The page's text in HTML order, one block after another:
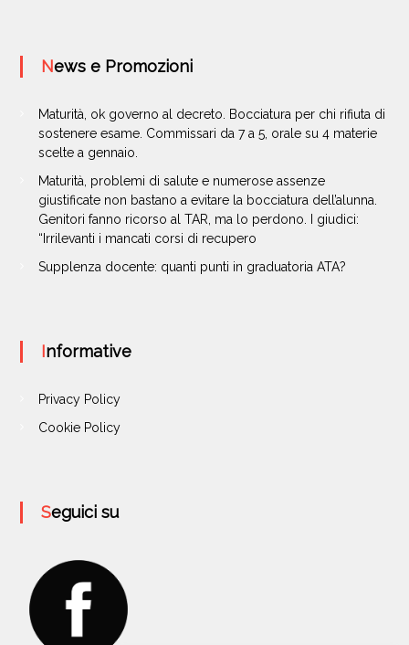
News e Promozioni
Maturità, ok governo al decreto. Bocciatura per chi rifiuta di
sostenere esame. Commissari da 7 a 5, orale su 4 materie
scelte a gennaio.
Maturità, problemi di salute e numerose assenze
giustificate non bastano a evitare la bocciatura dell’alunna.
Genitori fanno ricorso al TAR, ma lo perdono. I giudici:
“Irrilevanti i mancati corsi di recupero
Supplenza docente: quanti punti in graduatoria ATA?
Informative
Privacy Policy
Cookie Policy
Seguici su